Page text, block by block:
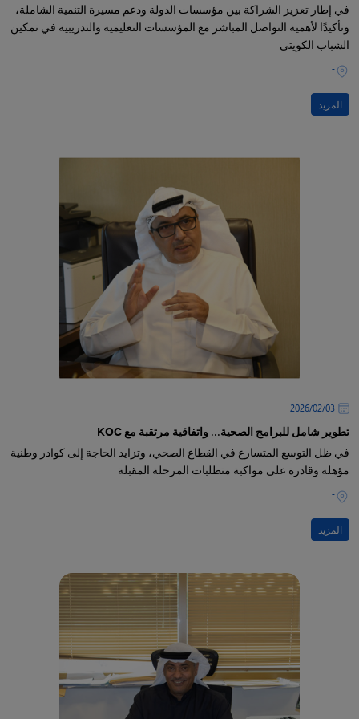
في إطار تعزيز الشراكة بين مؤسسات الدولة ودعم مسيرة التنمية الشاملة،
وتأكيدًا لأهمية التواصل المباشر مع المؤسسات التعليمية والتدريبية في تمكين
الشباب الكويتي
-
المزيد
03‏/02‏/2026
تطوير شامل للبرامج الصحية... واتفاقية مرتقبة مع KOC
في ظل التوسع المتسارع في القطاع الصحي، وتزايد الحاجة إلى كوادر وطنية
مؤهلة وقادرة على مواكبة متطلبات المرحلة المقبلة
-
المزيد